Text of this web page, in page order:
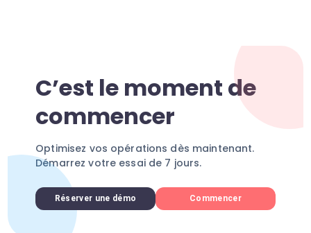
C’est le moment de
commencer
Optimisez vos opérations dès maintenant.
Démarrez votre essai de 7 jours.
Réserver une démo Commencer